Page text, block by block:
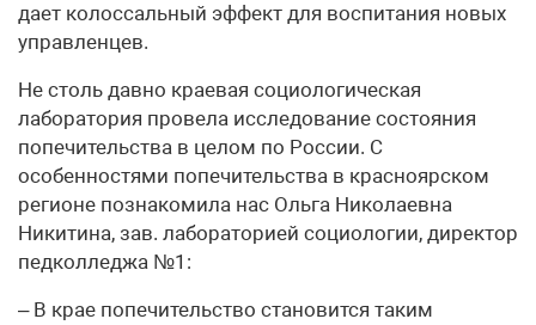
дает колоссальный эффект для воспитания новых
управленцев.
Не столь давно краевая социологическая
лаборатория провела исследование состояния
попечительства в целом по России. С
особенностями попечительства в красноярском
регионе познакомила нас Ольга Николаевна
Никитина, зав. лабораторией социологии, директор
педколледжа №1:
– В крае попечительство становится таким